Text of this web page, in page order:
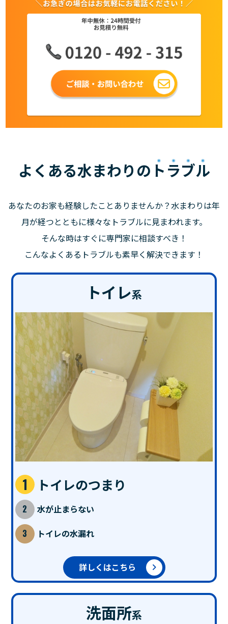
よくある水まわりの トラブル
あなたのお家も経験したことありませんか？水まわりは年
月が経つとともに様々なトラブルに見まわれます。
そんな時はすぐに専門家に相談すべき！
こんなよくあるトラブルも素早く解決できます！
トイレ系
トイレのつまり
水が止まらない
トイレの水漏れ
詳しくはこちら
洗面所系